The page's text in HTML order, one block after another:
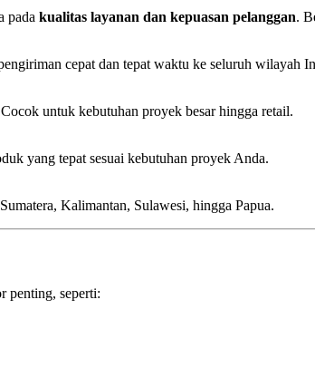
pada kualitas layanan dan kepuasan pelanggan.
cepat dan tepat waktu ke seluruh wilayah
untuk kebutuhan proyek besar hingga retail.
yang tepat sesuai kebutuhan proyek Anda.
Kalimantan, Sulawesi, hingga Papua.
penting, seperti: